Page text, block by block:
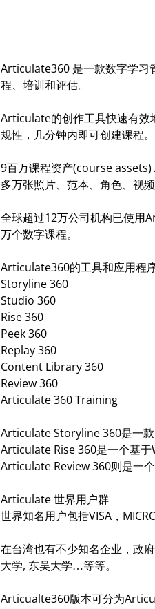
Articulate360 是一款数字学习
程、培训和评估。
Articulate的创作工具快速有效
规性，几分钟内即可创建课程
9百万课程资产(course
多万张照片、范本、角色、视频
全球超过12万公司机构已使用
万个数字课程。
Articulate360的工具和应用程
Storyline 360
Studio 360
Rise 360
Peek 360
Replay 360
Content Library 360
Review 360
Articulate 360 Training
Articulate Storyline 360是一款
Articulate Rise 360是一个基于
Articulate Review 360则是一
Articulate 世界用户群
世界知名用户包括VISA，
在台湾也有不少知名企业，政
大学, 东吴大学…等等。
Articualte360版本可分为